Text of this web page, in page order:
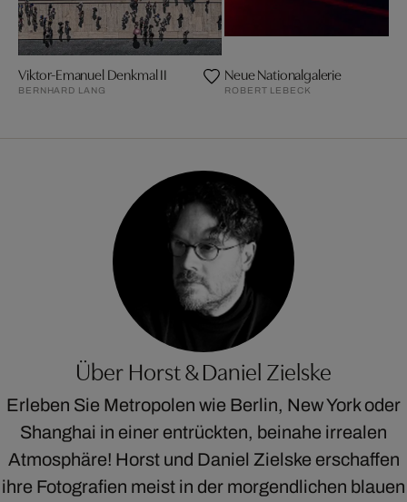
Viktor-Emanuel Denkmal II
BERNHARD LANG
Neue Nationalgalerie
ROBERT LEBECK
Über Horst & Daniel Zielske
Erleben Sie Metropolen wie Berlin, New York oder
Shanghai in einer entrückten, beinahe irrealen
Atmosphäre! Horst und Daniel Zielske erschaffen
ihre Fotografien meist in der morgendlichen blauen